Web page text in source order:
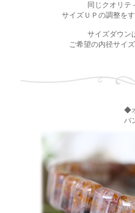
同じクオリテ
サイズＵＰの調整を
サイズダウン
ご希望の内径サイ
◆
バ